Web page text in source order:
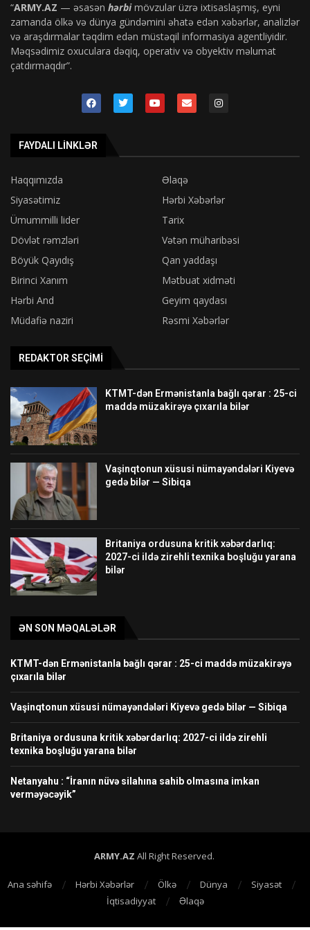
“ARMY.AZ — əsasən hərbimövzular üzrə ixtisaslaşmış, eyni
zamanda ölkə və dünya gündəmini əhatə edən xəbərlər, analizlər
və araşdırmalar təqdim edən müstəqil informasiya agentliyidir.
Məqsədimiz oxuculara dəqiq, operativ və obyektiv məlumat
çatdırmaqdır”.
FAYDALI LINKLƏR
Haqqımızda
Əlaqə
Siyasətimiz
Hərbi Xəbərlər
Ümummilli lider
Tarix
Dövlət rəmzləri
Vətən müharibəsi
Böyük Qayıdış
Qan yaddaşı
Birinci Xanım
Mətbuat xidməti
Hərbi And
Geyim qaydası
Müdafiə naziri
Rəsmi Xəbərlər
REDAKTOR SEÇIMI
KTMT-dən Ermənistanla bağlı qərar : 25-ci
maddə müzakirəyə çıxarıla bilər
Vaşinqtonun xüsusi nümayəndələri Kiyevə
gedə bilər — Sibiqa
Britaniya ordusuna kritik xəbərdarlıq:
2027-ci ildə zirehli texnika boşluğu yarana
bilər
ƏN SON MƏQALƏLƏR
KTMT-dən Ermənistanla bağlı qərar : 25-ci maddə müzakirəyə
çıxarıla bilər
Vaşinqtonun xüsusi nümayəndələri Kiyevə gedə bilər — Sibiqa
Britaniya ordusuna kritik xəbərdarlıq: 2027-ci ildə zirehli
texnika boşluğu yarana bilər
Netanyahu : “İranın nüvə silahına sahib olmasına imkan
verməyəcəyik”
ARMY.AZ All Right Reserved.
Ana səhifə Hərbi Xəbərlər Ölkə Dünya
Siyasət
İqtisadiyyat
Əlaqə